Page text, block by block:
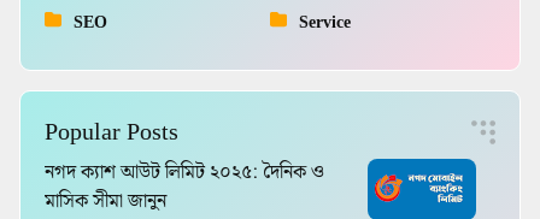
SEO
Service
Popular Posts
নগদ ক্যাশ আউট লিমিট ২০২৫: দৈনিক ও
মাসিক সীমা জানুন